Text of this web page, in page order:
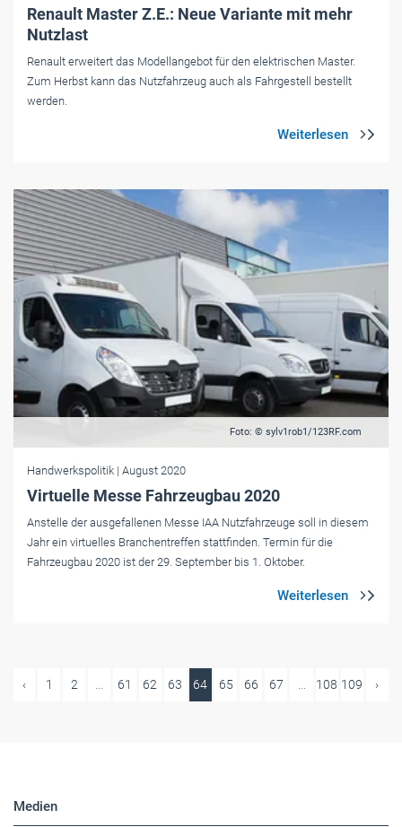
Renault Master Z.E.: Neue Variante mit mehr
Nutzlast
Renault erweitert das Modellangebot für den elektrischen Master.
Zum Herbst kann das Nutzfahrzeug auch als Fahrgestell bestellt
werden.
Foto: © sylv1rob1/123RF.com
Handwerkspolitik | August 2020
Virtuelle Messe Fahrzeugbau 2020
Anstelle der ausgefallenen Messe IAA Nutzfahrzeuge soll in diesem
Jahr ein virtuelles Branchentreffen stattfinden. Termin für die
Fahrzeugbau 2020 ist der 29. September bis 1. Oktober.
‹ 1 2 ... 61 62 63 64 65 66 67 ... 108 109 ›
Medien